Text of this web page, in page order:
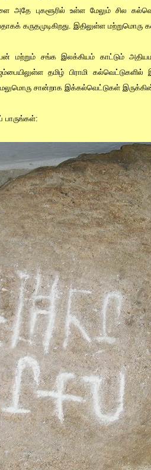
புகளூரில் உள்ள மேலும் சில
கருதமுடிகிறது. இதிலுள்ள
மற்றும் சங்க இலக்கியம் காட்டும்
தமிழ் பிராமி
சான்றாக இக்கல்வெட்டுகள்
பாருங்கள்: